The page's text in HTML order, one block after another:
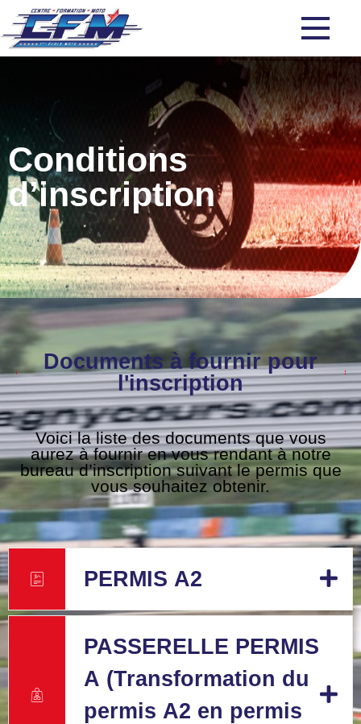
Conditions
d’inscription
Documents à fournir pour
l'inscription
Voici la liste des documents que vous
aurez à fournir en vous rendant à notre
bureau d’inscription suivant le permis que
vous souhaitez obtenir.
PERMIS A2
PASSERELLE PERMIS
A (Transformation du
permis A2 en permis